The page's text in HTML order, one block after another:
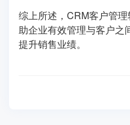
综上所述，CRM客户管
助企业有效管理与客户之
提升销售业绩。